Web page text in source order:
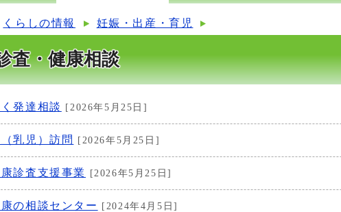
くらしの情報 妊娠・出産・育児
査・健康相談
発達相談 [2026年5月25日]
乳児）訪問 [2026年5月25日]
診査支援事業 [2026年5月25日]
の相談センター [2024年4月5日]